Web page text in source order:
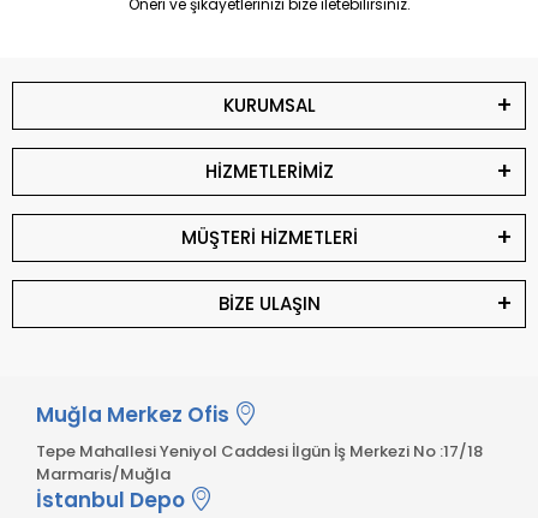
Öneri ve şikayetlerinizi bize iletebilirsiniz.
KURUMSAL
HİZMETLERİMİZ
MÜŞTERİ HİZMETLERİ
BİZE ULAŞIN
Muğla Merkez Ofis
Tepe Mahallesi Yeniyol Caddesi İlgün İş Merkezi No :17/18
Marmaris/Muğla
İstanbul Depo